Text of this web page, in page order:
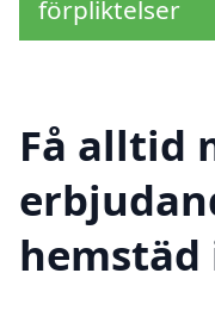
förpliktelser
Få alltid
hemstäd